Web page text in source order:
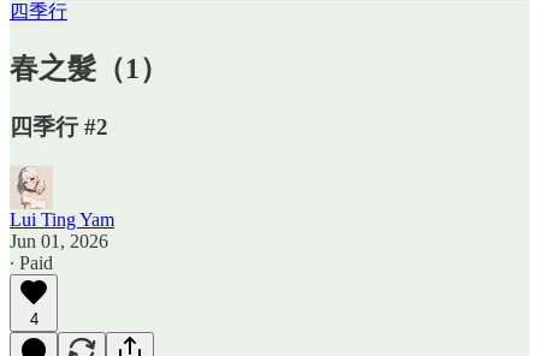
四季行
春之髮（1）
四季行 #2
Lui Ting Yam
Jun 01, 2026
∙ Paid
4